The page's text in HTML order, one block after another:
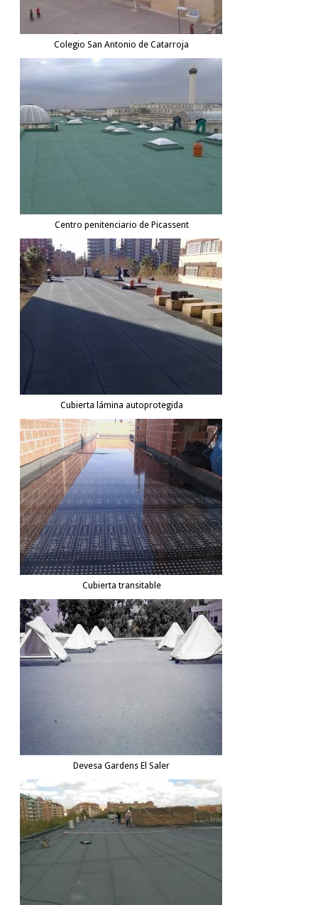
Colegio San Antonio de Catarroja
Centro penitenciario de Picassent
Cubierta lámina autoprotegida
Cubierta transitable
Devesa Gardens El Saler